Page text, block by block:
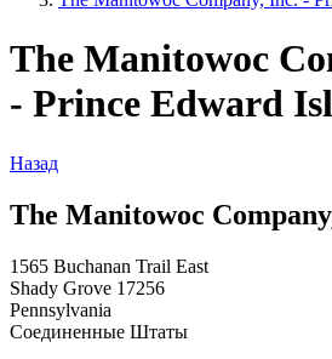
The Manitowoc
- Prince Edward
Назад
The Manitowoc
1565 Buchanan Trail East
Shady Grove 17256
Pennsylvania
Соединенные Штаты